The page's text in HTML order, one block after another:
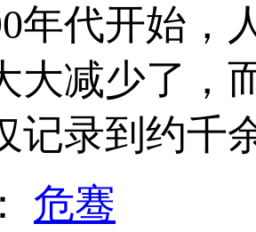
年代开始，
大减少了，
记录到约
危骞